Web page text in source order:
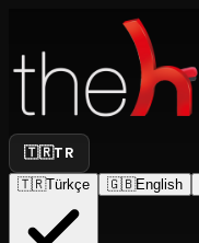
🇹🇷TR
🇹🇷Türkçe 🇬🇧English